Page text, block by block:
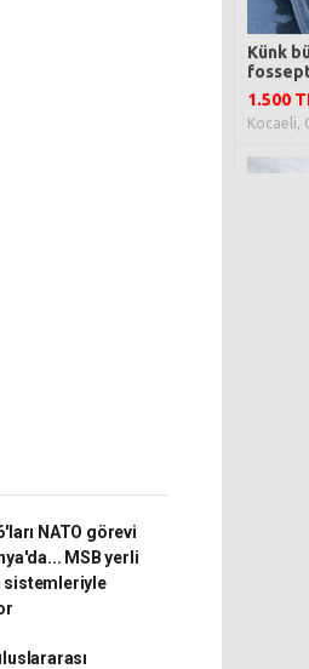
NATO görevi
MSB yerli
sistemleriyle